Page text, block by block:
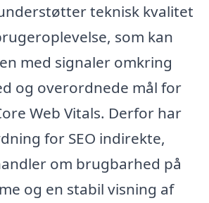
teknisk kvalitet
som kan
med signaler omkring
og overordnede mål for
Web Vitals. Derfor har
for SEO indirekte,
om brugbarhed på
og en stabil visning af